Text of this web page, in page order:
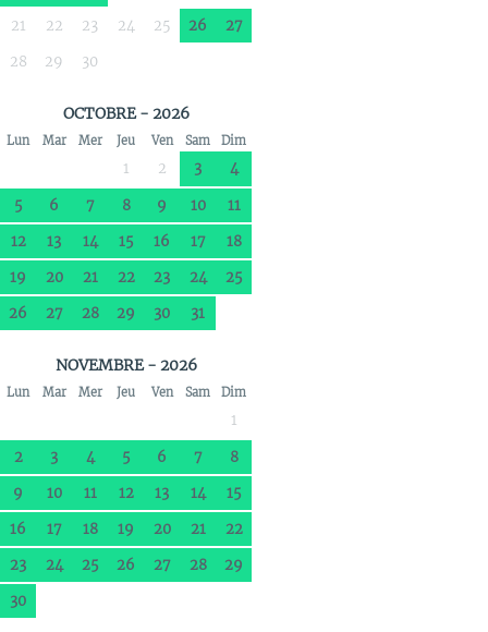
21
22 23 24 25 26
27
28
29 30
OCTOBRE - 2026
Lun Mar Mer Jeu Ven Sam Dim
1 2 3
4
5
6 7 8 9 10
11
12
13 14 15 16 17
18
19
20 21 22 23 24
25
26
27 28 29 30 31
NOVEMBRE - 2026
Lun Mar Mer Jeu Ven Sam Dim
1
2
3 4 5 6 7
8
9
10 11 12 13 14
15
16
17 18 19 20 21
22
23
24 25 26 27 28
29
30